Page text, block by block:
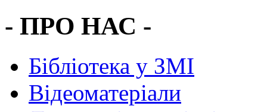
- ПРО НАС -
Бібліотека у ЗМІ
Відеоматеріали